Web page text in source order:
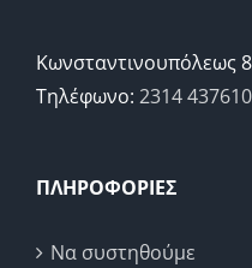
Κωνσταντινουπόλεως
Τηλέφωνο: 2314 437610
ΠΛΗΡΟΦΟΡΙΕΣ
Να συστηθούμε